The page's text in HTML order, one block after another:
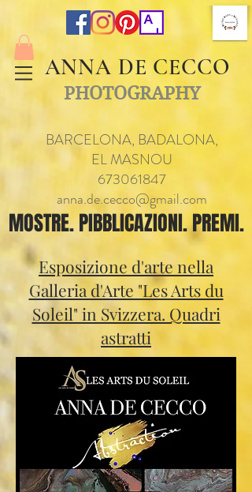
ANNA DE CECCO
PHOTOGRAPHY
BARCELONA, BADALONA,
EL MASNOU
673061847
anna.de.cecco@gmail.com
MOSTRE. PIBBLICAZIONI. PREMI.
Esposizione d'arte nella
Galleria d'Arte "Les Arts du
Soleil" in Svizzera. Quadri
astratti